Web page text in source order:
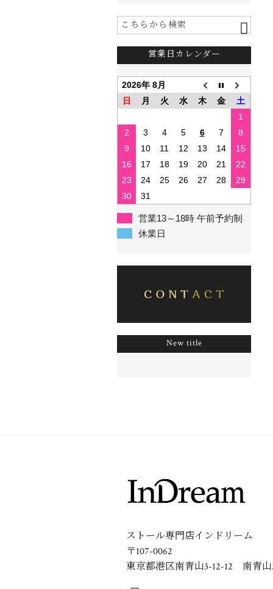
営業日カレンダー
2026年 8月
日
月 火 水 木 金
土
1
2
3 4 5 6 7
8
9
10 11 12 13 14
15
16
17 18 19 20 21
22
23
24 25 26 27 28
29
30
31
営業13～18時 午前予約制
休業日
New title
ストール専門店インドリーム
〒107-0062
東京都港区南青山3-12-12 南青山